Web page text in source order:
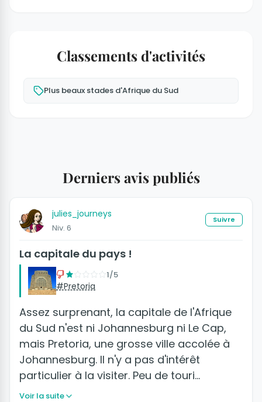
Classements d'activités
Plus beaux stades d'Afrique du Sud
Derniers avis publiés
julies_journeys
Niv. 6
Suivre
La capitale du pays !
1/5
#Pretoria
Assez surprenant, la capitale de l'Afrique
du Sud n'est ni Johannesburg ni Le Cap,
mais Pretoria, une grosse ville accolée à
Johannesburg. Il n'y a pas d'intérêt
particulier à la visiter. Peu de touri…
Voir la suite